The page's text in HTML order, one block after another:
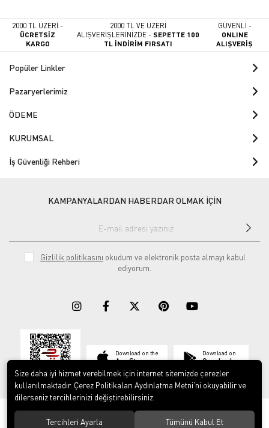
2000 TL ÜZERİ -
ÜCRETSİZ
KARGO
2000 TL VE ÜZERİ
ALIŞVERİŞLERİNİZDE -SEPETTE 100
TL İNDİRİM FIRSATI
GÜVENLİ -
ONLINE
ALIŞVERİŞ
Popüler Linkler
Pazaryerlerimiz
ÖDEME
KURUMSAL
İş Güvenliği Rehberi
KAMPANYALARDAN HABERDAR OLMAK İÇİN
Gizlilik politikasını okudum ve elektronik posta almayı kabul
ediyorum.
Download on the
App Store
Download on
Google play
© 2023ERY İş Güvenliği Ekipmanları. Tüm hakları saklıdır.
Size daha iyi hizmet verebilmek için internet sitemizde çerezler
kullanılmaktadır. Çerez Politikaları Aydınlatma Metni’ni okuyabilir ve
dilerseniz tercihlerinizi değiştirebilirsiniz.
Tercihleri Ayarla Tümünü Kabul Et